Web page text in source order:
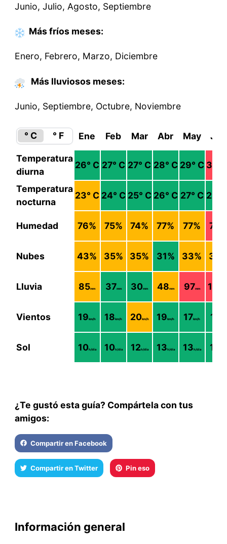
Junio, Julio, Agosto, Septiembre
Más fríos meses:
Enero, Febrero, Marzo, Diciembre
Más lluviosos meses:
Junio, Septiembre, Octubre, Noviembre
° C ° F Ene Feb Mar Abr May Jun
Temperatura
diurna
26° C 27° C 27° C 28° C 29° C 30
Temperatura
nocturna
23° C 24° C 25° C 26° C 27° C 28
Humedad 76% 75% 74% 77% 77% 79
Nubes 43% 35% 35% 31% 33% 38
Lluvia 85mm 37mm 30mm 48mm 97mm 180
Vientos 19km/h 18km/h 20km/h 19km/h 17km/h 17
Sol 10h/día 10h/día 12h/día 13h/día 13h/día 12
¿Te gustó esta guía? Compártela con tus
amigos:
Compartir en Facebook
Compartir en Twitter Pin eso
Información general